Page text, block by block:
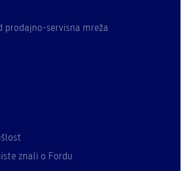
prodajno-servisna mreža
znali o Fordu